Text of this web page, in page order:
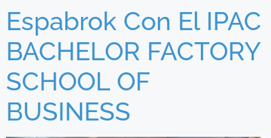
Espabrok Con El IPAC
BACHELOR FACTORY
SCHOOL OF
BUSINESS